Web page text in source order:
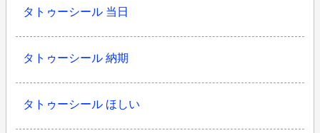
タトゥーシール 当日
タトゥーシール 納期
タトゥーシール ほしい